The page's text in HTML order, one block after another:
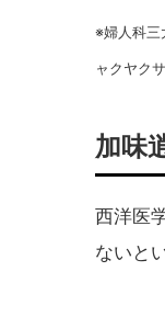
※婦人科三
ャクヤクサ
加味
西洋医
ないと